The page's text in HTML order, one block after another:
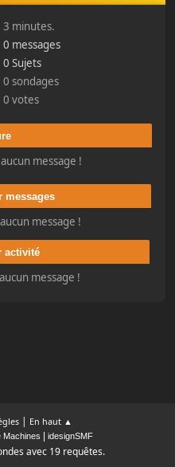
3 minutes.
0 messages
0 Sujets
0 sondages
0 votes
message !
messages
message !
activité
message !
| En haut ▲
Machines idesignSMF
avec 19 requêtes.